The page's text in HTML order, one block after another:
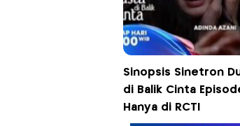
Sinopsis Sinetron
di Balik Cinta
Hanya di RCTI